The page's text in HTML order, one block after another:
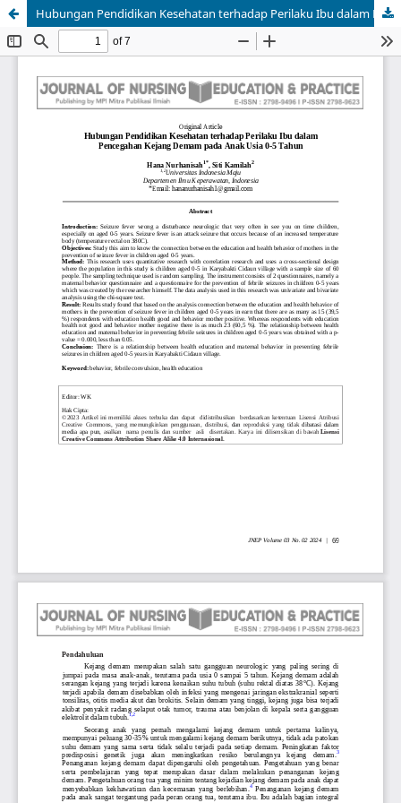
Hubungan Pendidikan Kesehatan terhadap Perilaku Ibu dalam Pencegahan Kejang Demam pada Anak Usia 0-5 Tahun